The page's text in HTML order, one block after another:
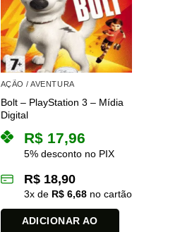
AÇÃO / AVENTURA
Bolt – PlayStation 3 – Mídia
Digital
R$17,96
5% desconto no PIX
R$18,90
3x de R$6,68no cartão
ADICIONAR AO